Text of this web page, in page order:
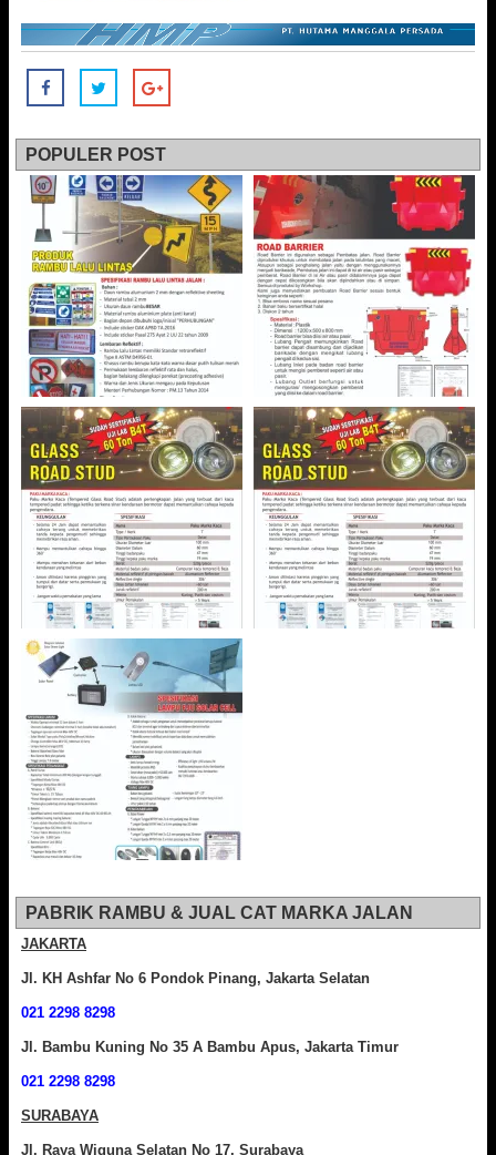
POPULER POST
PABRIK RAMBU & JUAL CAT MARKA JALAN
JAKARTA
Jl. KH Ashfar No 6 Pondok Pinang, Jakarta Selatan
021 2298 8298
Jl. Bambu Kuning No 35 A Bambu Apus, Jakarta Timur
021 2298 8298
SURABAYA
Jl. Raya Wiguna Selatan No 17, Surabaya